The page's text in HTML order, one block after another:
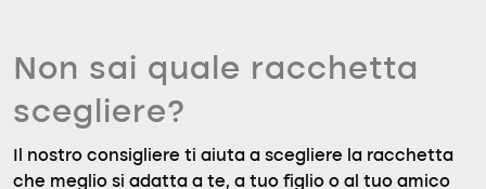
Non sai quale racchetta
scegliere?
Il nostro consigliere ti aiuta a scegliere la racchetta
che meglio si adatta a te, a tuo figlio o al tuo amico